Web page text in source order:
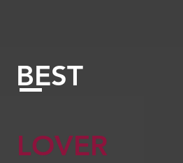
BEST
LOVER